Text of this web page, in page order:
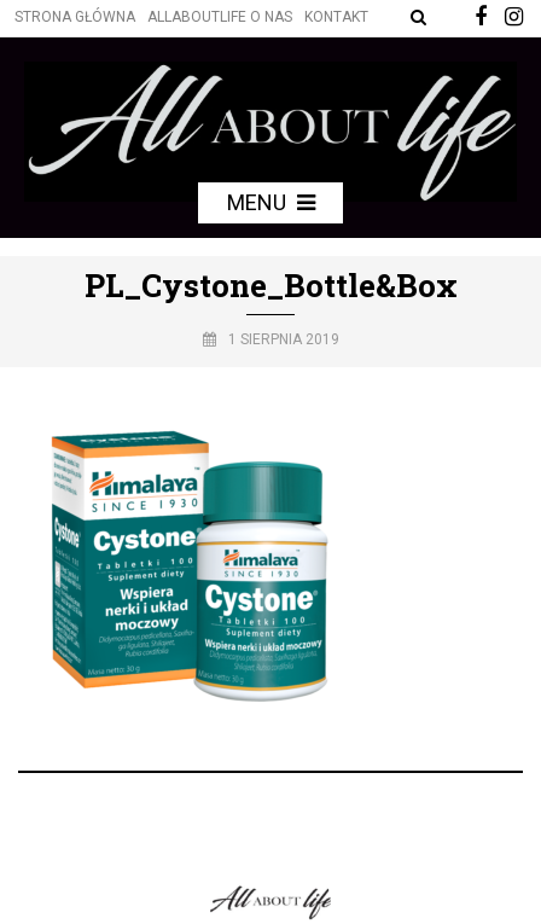
STRONA GŁÓWNA ALLABOUTLIFE O NAS KONTAKT
MENU
PL_Cystone_Bottle&Box
1 SIERPNIA 2019